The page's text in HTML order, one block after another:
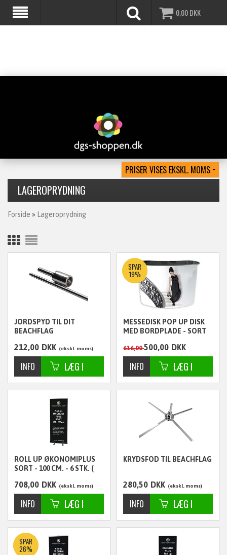
0,00DKK
LAGEROPRYDNING
Forside » Lageroprydning
JORDSPYD TIL DIT
BEACHFLAG
212,00 DKK ekskl. moms
SPAR
19%
MESSEDISK POP UP DISK
MED BORDPLADE - SORT
616,00500,00 DKK
ekskl. moms
ROLL UP ØKONOMIPLUS
SORT - 100 CM. - 6 STK. (
708,00 DKK ekskl. moms
KRYDSFOD TIL BEACHFLAG
280,50 DKK ekskl. moms
SPAR
26%